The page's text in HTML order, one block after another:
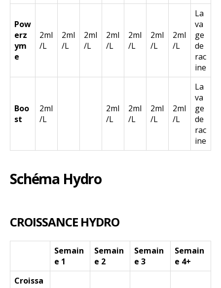
Pow
erz
ym
e
2ml
/L
2ml
/L
2ml
/L
2ml
/L
2ml
/L
2ml
/L
2ml
/L
La
va
ge
de
rac
ine
Boo
st
2ml
/L
2ml
/L
2ml
/L
2ml
/L
2ml
/L
La
va
ge
de
rac
ine
Schéma Hydro
CROISSANCE HYDRO
Semain
e 1
Semain
e 2
Semain
e 3
Semain
e 4+
Croissa